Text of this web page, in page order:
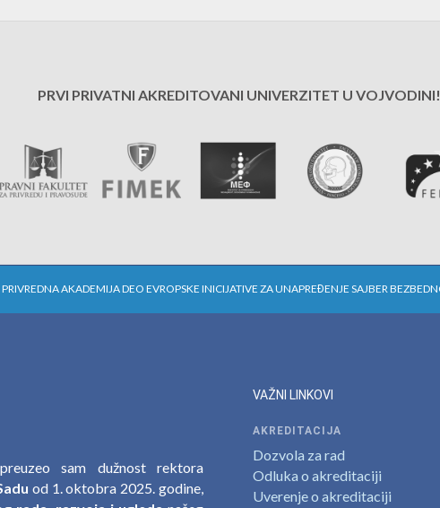
PRVI PRIVATNI AKREDITOVANI UNIVERZITET U VOJVODINI!
AKADEMIJA DEO EVROPSKE INICIJATIVE ZA UNAPREĐENJE SAJBER
sam dužnost rektora
od 1. oktobra 2025. godine,
VAŽNI LINKOVI
AKREDITACIJA
Dozvola za rad
Odluka o akreditaciji
Uverenje o akreditaciji